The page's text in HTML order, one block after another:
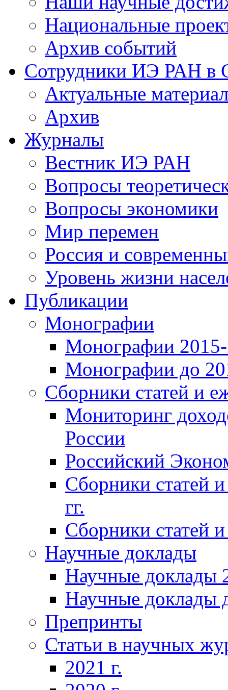
Национальные
Архив событий
Сотрудники ИЭ РАН
Актуальные
Архив
Журналы
Вестник ИЭ РАН
Вопросы
Вопросы экономики
Мир перемен
Россия и
Уровень жизни
Публикации
Монографии
Монографии 2015-
Монографии до
Сборники статей и
Мониторинг
России
Российский
Сборники статей
гг.
Сборники статей
Научные доклады
Научные доклады
Научные доклады
Препринты
Статьи в научных
2021 г.